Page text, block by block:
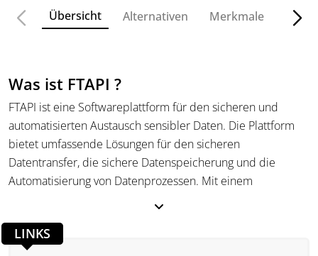
Übersicht Alternativen Merkmale
Was ist FTAPI ?
FTAPI ist eine Softwareplattform für den sicheren und
automatisierten Austausch sensibler Daten. Die Plattform
bietet umfassende Lösungen für den sicheren
Datentransfer, die sichere Datenspeicherung und die
Automatisierung von Datenprozessen. Mit einem
Lösung für Unternehmen jeder Größe.
LINKS